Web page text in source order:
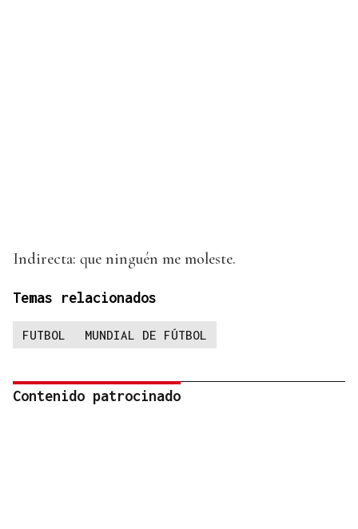
Indirecta: que ninguén me moleste.
Temas relacionados
FUTBOL MUNDIAL DE FÚTBOL
Contenido patrocinado